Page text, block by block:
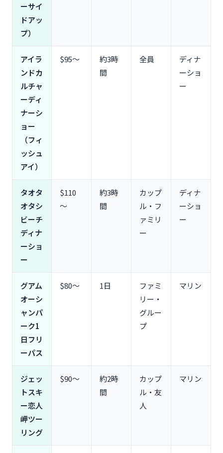
キャンセルポリシーと天候による中止の対応
よくある質問
もできる？
Q2. 送迎付きと送迎なし、どちらを選ぶべき？
Q3. 子供は何歳から参加できる？
Q4. 雨が降ったらツアーは中止になる？
Q5. クレジットカードは使える？現金はいくら必
要？
まとめ：グアムオプショナルツアーの選び方3つの
ポイント
ポイント②：目的と人数に合ったツアーを選ぶ
ポイント③：早割・WEB割を活用してお得に予約
ーサイ
ドアッ
プ）
アイラ
ンドカ
ルチャ
ーディ
ナーシ
ョー
（フィ
ッシュ
アイ）
$95〜
約3時
間
全員
ディナ
ーショ
ー
タオタ
オタシ
ビーチ
ディナ
ーショ
ー
$110
〜
約3時
間
カップ
ル・フ
ァミリ
ー
ディナ
ーショ
ー
グアム
オーシ
ャンパ
ーク1
日フリ
ーパス
$80〜 1日
ファミ
リー・
グルー
プ
マリン
ジェッ
トスキ
ー恋人
岬ツー
リング
$90〜
約2時
間
カップ
ル・友
人
マリン